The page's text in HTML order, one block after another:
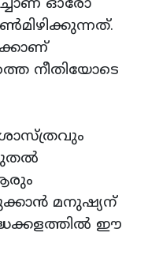
ഓരോ
നീതിയോടെ
മനുഷ്യന്
ഈ